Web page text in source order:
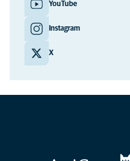
YouTube
Instagram
X